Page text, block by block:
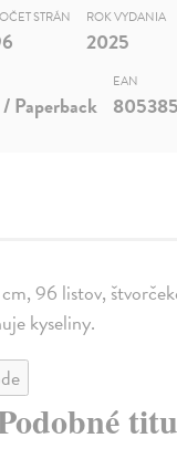
96 listov,
kyseliny.
STRÁN ROK VYDANIA
2025
Paperback
EAN